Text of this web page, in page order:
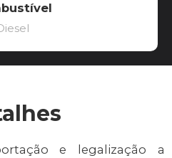
e legalização a